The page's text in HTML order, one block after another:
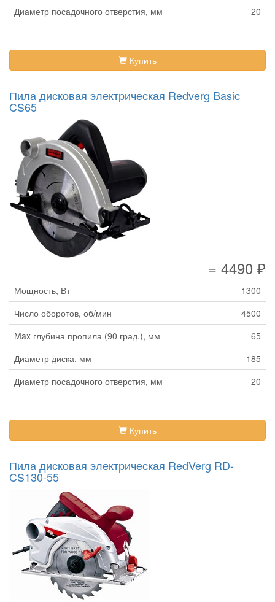
Диаметр посадочного отверстия, мм
20
Купить
Пила дисковая электрическая Redverg Basic
CS65
= 4490 ₽
Мощность, Вт
1300
Число оборотов, об/мин
4500
Max глубина пропила (90 град.), мм
65
Диаметр диска, мм
185
Диаметр посадочного отверстия, мм
20
Купить
Пила дисковая электрическая RedVerg RD-
CS130-55